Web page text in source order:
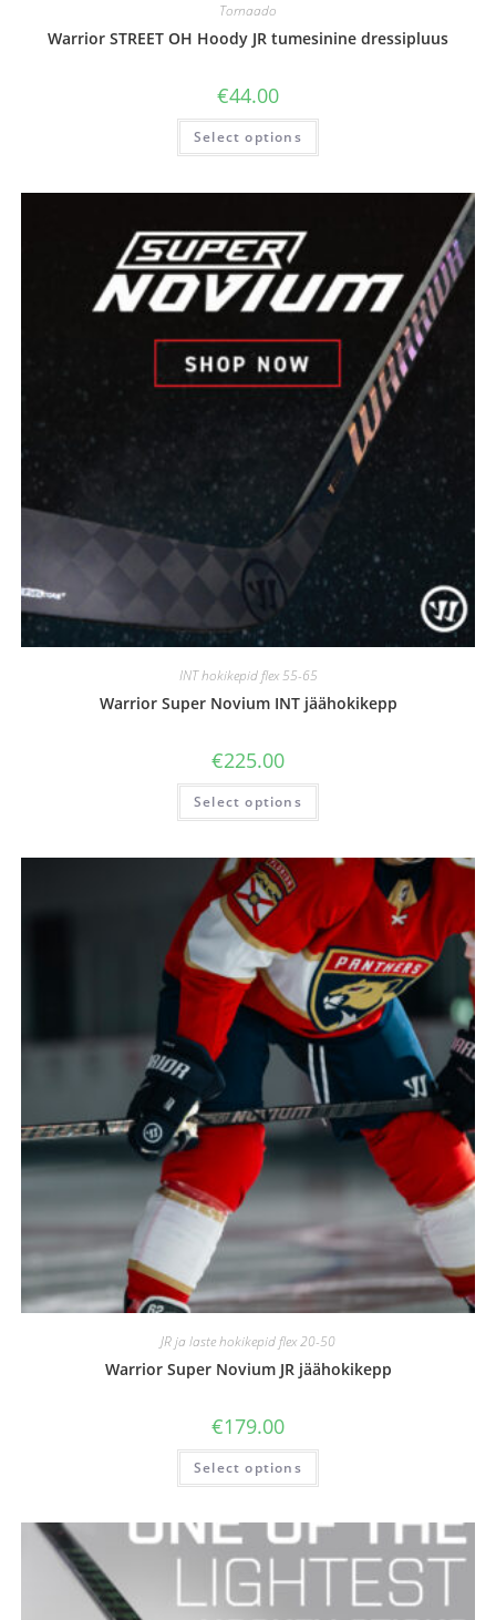
Tornaado
Warrior STREET OH Hoody JR tumesinine dressipluus
€44.00
Select options
INT hokikepid flex 55-65
Warrior Super Novium INT jäähokikepp
€225.00
Select options
JR ja laste hokikepid flex 20-50
Warrior Super Novium JR jäähokikepp
€179.00
Select options